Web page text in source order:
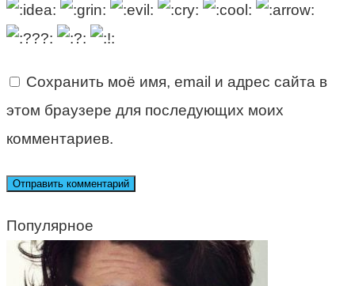
Сохранить моё имя, email и адрес сайта в
этом браузере для последующих моих
комментариев.
Популярное